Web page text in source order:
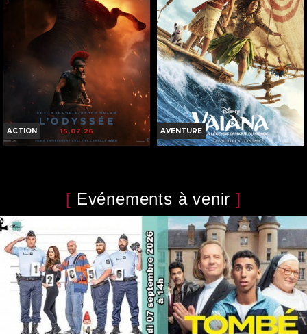
Bande-annonce
TOUT PUBLIC
VF
Bande-annonce
Réservation
TOUT PUBLIC
VF
ACTION
Bande-annonce
Réservation
INT. -12ans
VF
AVENTURE
Horaires et Infos
Bande-annonce
Réservation
TOUT PUBLIC
VF
[ Evénements à venir ]